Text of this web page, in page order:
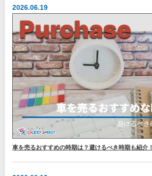
2026.06.19
車を売るおすすめの時期は？避けるべき時期も紹介！